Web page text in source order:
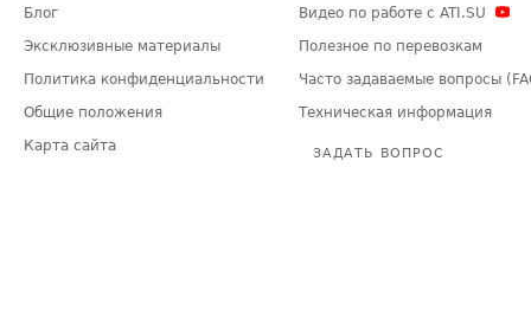
Блог
Эксклюзивные материалы
Политика конфиденциальности
Общие положения
Карта сайта
Видео по работе с ATI.SU
Полезное по перевозкам
Часто задаваемые вопросы
Техническая информация
ЗАДАТЬ ВОПРОС